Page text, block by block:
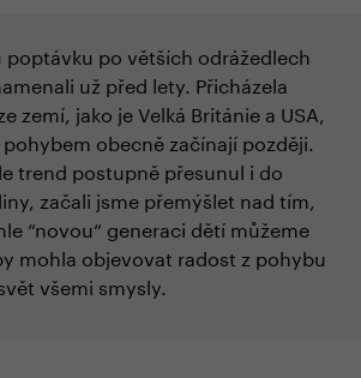
poptávku po větších odrážedlech
už před lety. Přicházela
zemí, jako je Velká Británie a USA,
obecně začínají později.
trend postupně přesunul i do
začali jsme přemýšlet nad tím,
“novou“ generaci dětí můžeme
mohla objevovat radost z pohybu
všemi smysly.